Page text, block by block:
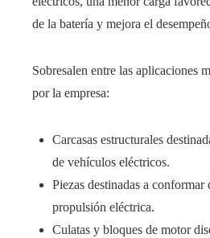
de la batería y mejora el
Sobresalen entre las aplicaciones
por la empresa:
Carcasas estructurales
de vehículos eléctricos.
Piezas destinadas a conformar
propulsión eléctrica.
Culatas y bloques de motor